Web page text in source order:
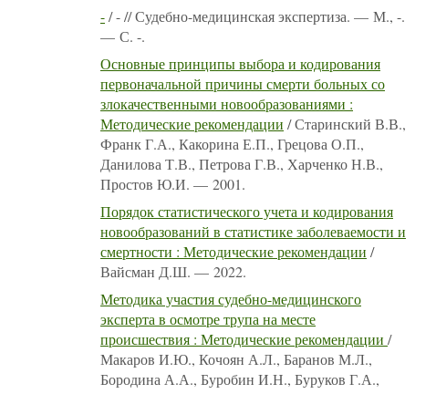
-/ - // Судебно-медицинская экспертиза. — М., -.
— С. -.
Основные принципы выбора и кодирования
первоначальной причины смерти больных со
злокачественными новообразованиями :
Методические рекомендации / Старинский В.В.,
Франк Г.А., Какорина Е.П., Грецова О.П.,
Данилова Т.В., Петрова Г.В., Харченко Н.В.,
Простов Ю.И. — 2001.
Порядок статистического учета и кодирования
новообразований в статистике заболеваемости и
смертности : Методические рекомендации /
Вайсман Д.Ш. — 2022.
Методика участия судебно-медицинского
эксперта в осмотре трупа на месте
происшествия : Методические рекомендации /
Макаров И.Ю., Кочоян А.Л., Баранов М.Л.,
Бородина А.А., Буробин И.Н., Буруков Г.А.,